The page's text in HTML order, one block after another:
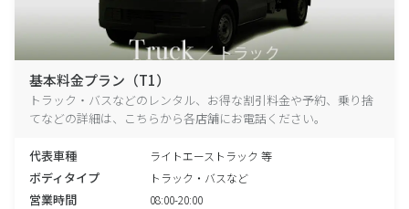
基本料金プラン（T1）
トラック・バスなどのレンタル、お得な割引料金や予約、乗り捨
てなどの詳細は、こちらから各店舗にお電話ください。
代表車種 ライトエーストラック 等
ボディタイプ トラック・バスなど
営業時間 08:00-20:00